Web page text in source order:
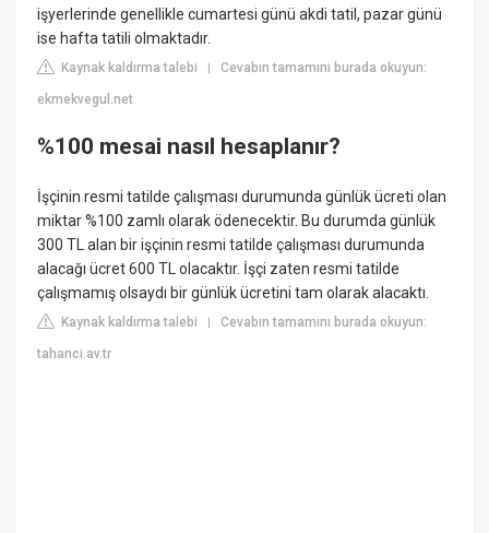
işyerlerinde genellikle cumartesi günü akdi tatil, pazar günü
ise hafta tatili olmaktadır.
Kaynak kaldırma talebi |Cevabın tamamını burada okuyun:
ekmekvegul.net
%100 mesai nasıl hesaplanır?
İşçinin resmi tatilde çalışması durumunda günlük ücreti olan
miktar %100 zamlı olarak ödenecektir. Bu durumda günlük
300 TL alan bir işçinin resmi tatilde çalışması durumunda
alacağı ücret 600 TL olacaktır. İşçi zaten resmi tatilde
çalışmamış olsaydı bir günlük ücretini tam olarak alacaktı.
Kaynak kaldırma talebi |Cevabın tamamını burada okuyun:
tahanci.av.tr